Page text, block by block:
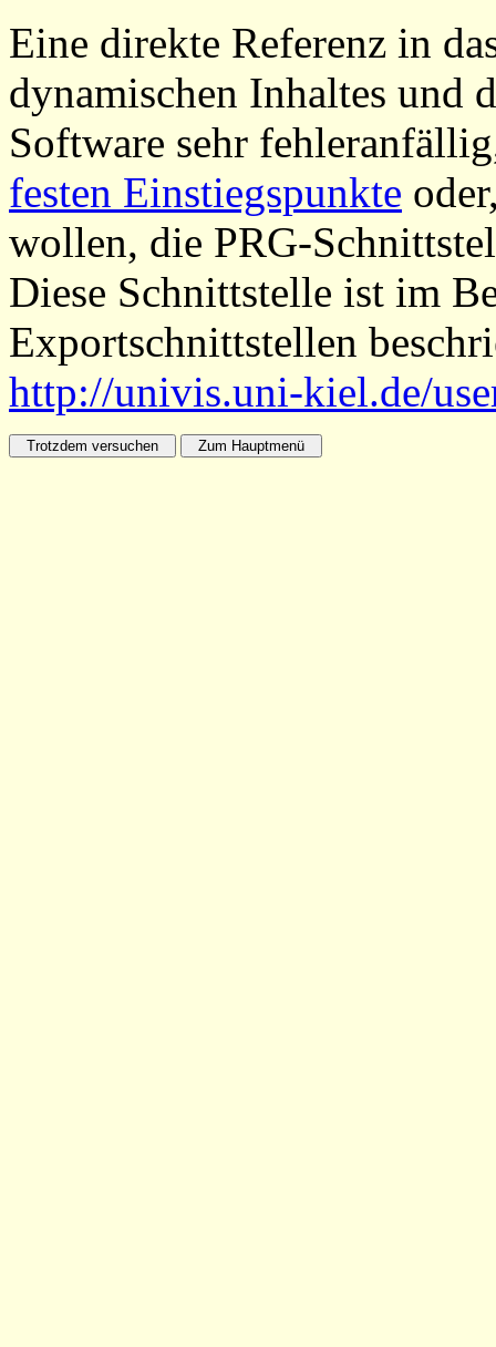
Eine direkte Referenz in
dynamischen Inhaltes und
Software sehr
festen Einstiegspunkte
wollen, die PRG-
Diese Schnittstelle ist im
Exportschnittstellen
http://univis.uni-kiel.de/